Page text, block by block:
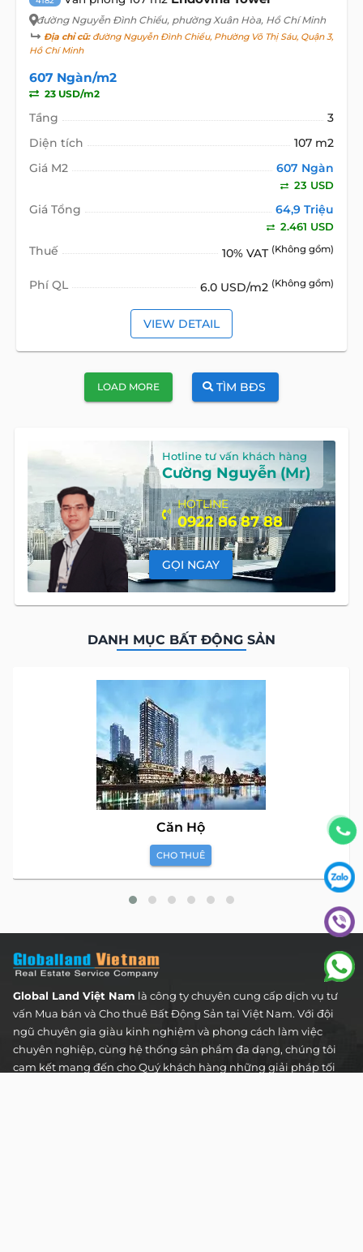
đường Nguyễn Đình Chiểu, phường Xuân Hòa, Hồ Chí Minh
Địa chỉ cũ:đường Nguyễn Đình Chiểu, Phường Võ Thị Sáu, Quận 3,
Hồ Chí Minh
607 Ngàn/m2
23 USD/m2
Tầng
3
Diện tích
107 m2
Giá M2
607 Ngàn
23 USD
Giá Tổng 64,9 Triệu
2.461 USD
Thuế 10% VAT (Không gồm)
Phí QL 6.0 USD/m2 (Không gồm)
VIEW DETAIL
LOAD MORE TÌM BĐS
Hotline tư vấn khách hàng
Cường Nguyễn (Mr)
HOTLINE
0922 86 87 88
GỌI NGAY
DANH MỤC BẤT ĐỘNG SẢN
Căn Hộ
CHO THUÊ
Global Land Việt Nam là công ty chuyên cung cấp dịch vụ tư
vấn Mua bán và Cho thuê Bất Động Sản tại Việt Nam. Với đội
ngũ chuyên gia giàu kinh nghiệm và phong cách làm việc
chuyên nghiệp, cùng hệ thống sản phẩm đa dạng, chúng tôi
cam kết mang đến cho Quý khách hàng những giải pháp tối